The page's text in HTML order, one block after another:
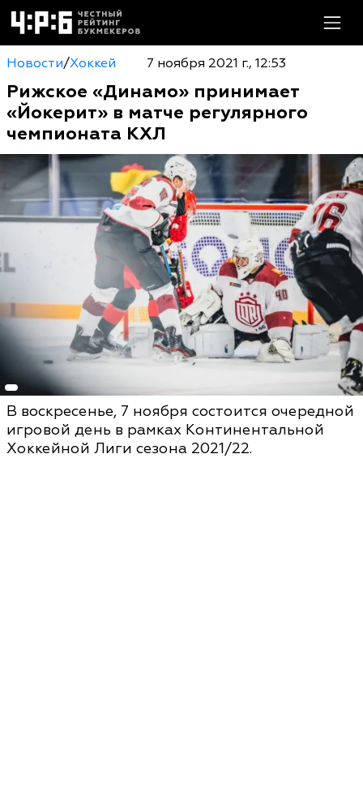
Новости/Хоккей 7 ноября 2021 г., 12:53
Рижское «Динамо» принимает
«Йокерит» в матче регулярного
чемпионата КХЛ
В воскресенье, 7 ноября состоится очередной
игровой день в рамках Континентальной
Хоккейной Лиги сезона 2021/22.